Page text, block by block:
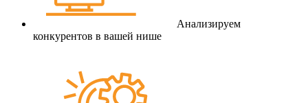
Анализируем
конкурентов в вашей нише